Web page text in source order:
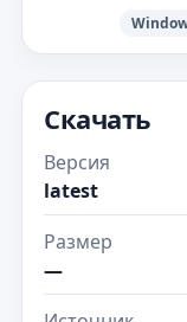
Скачать
Версия
latest
Размер
—